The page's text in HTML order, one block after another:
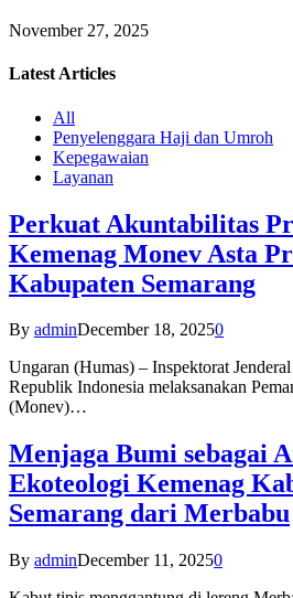
November 27, 2025
Latest Articles
All
Penyelenggara Haji dan Umroh
Kepegawaian
Layanan
Perkuat Akuntabilitas
Kemenag Monev Asta
Kabupaten Semarang
By adminDecember 18, 20250
Ungaran (Humas) – Inspektorat
Republik Indonesia melaksanakan
(Monev)…
Menjaga Bumi sebagai
Ekoteologi Kemenag
Semarang dari Merbabu
By adminDecember 11, 20250